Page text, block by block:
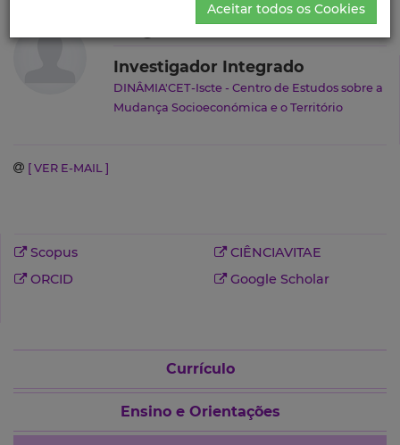
Sérgio Nunes
Investigador Integrado
DINÂMIA'CET-Iscte - Centro de Estudos sobre a
Mudança Socioeconómica e o Território
[ VER E-MAIL ]
Scopus
CIÊNCIAVITAE
ORCID
Google Scholar
Currículo
Ensino e Orientações
Aceitar todos os Cookies